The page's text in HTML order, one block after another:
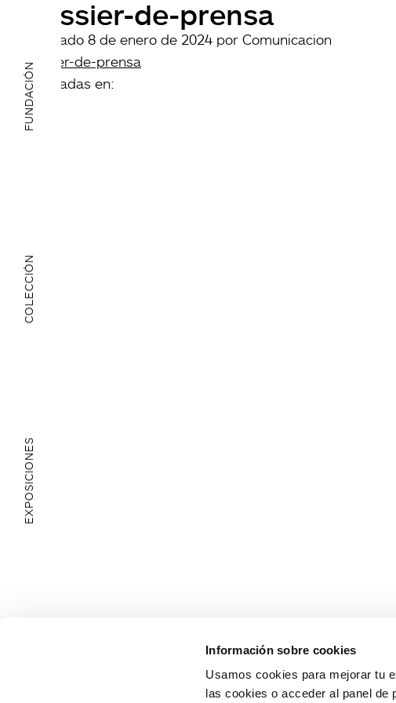
Información sobre cookies
Usamos cookies para mejorar tu
las cookies o acceder al panel de
FUNDACIÓN
COLECCIÓN
EXPOSICIONES
Dossier-de-prensa
Publicado 8 de enero de 2024 por Comunicacion
Dossier-de-prensa
archivadas en: